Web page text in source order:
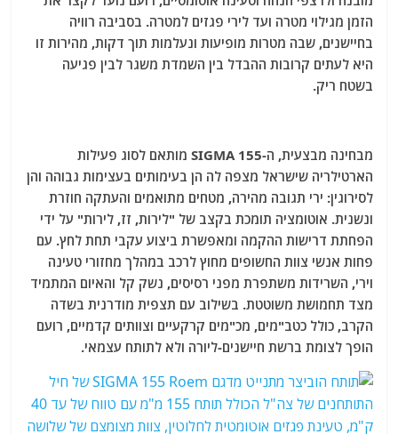
הזמן מגילוי מטרה ועד לירי פגזים למטרה. בסביבה רוויה
בחיישנים, שבה מטרות מופיעות ונעלמות תוך דקות, מהירות זו
היא לעתים קרובות ההבדל בין השמדת משגר לבין פגיעה
בשטח ריק.
מבחינה מבצעית, ה-SIGMA 155 מותאם לסוג פעילות
הארטילריה שישראל מצפה לה הן בעימותים בעצימות גבוהה והן
לסירוגין: ירי תגובה מהירה, מטחים מתואמים והעתקה חוזרת
ונשנית. אוטומציה תומכת בקצב של "לירות, זז, לירות" על ידי
הפחתת דרישות ההקמה ומאפשרת ביצוע עקבי תחת לחץ. עם
פחות אנשי צוות החשופים מחוץ לרכב במהלך מחזורי טעינה
וירי, השרידות משתפרת מפני רסיסים, נשק קל והאיום המתמיד
מצד תחמושת משוטטת. בשילוב עם תצפית מודרנית בשדה
הקרב, כולל כטב"מים, מכ"מים קרקעיים וצוותים קדמיים, רועם
הופך לצומת ברשת חיישנים-ליורה ולא לתותח עצמאי.